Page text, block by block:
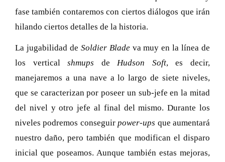
fase también contaremos con ciertos diálogos que irán
hilando ciertos detalles de la historia.
La jugabilidad de Soldier Bladeva muy en la línea de
los verticalshmups deHudson Soft, es decir,
manejaremos a una nave a lo largo de siete niveles,
que se caracterizan por poseer un sub-jefe en la mitad
del nivel y otro jefe al final del mismo. Durante los
niveles podremos conseguirpower-ups que aumentará
nuestro daño, pero también que modifican el disparo
inicial que poseamos. Aunque también estas mejoras,